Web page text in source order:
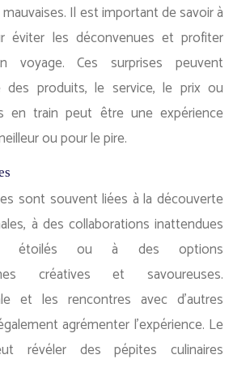
Il est important de savoir à
éviter les déconvenues et profiter
voyage. Ces surprises peuvent
des produits, le service, le prix ou
en train peut être une expérience
ou pour le pire.
sont souvent liées à la découverte
à des collaborations inattendues
étoilés ou à des options
créatives et savoureuses.
et les rencontres avec d’autres
agrémenter l’expérience. Le
révéler des pépites culinaires